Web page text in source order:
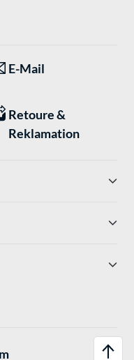
E-Mail
Retoure &
Reklamation